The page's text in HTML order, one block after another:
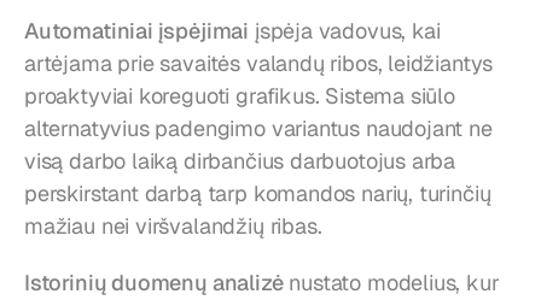
Automatiniai įspėjimai įspėja vadovus, kai
artėjama prie savaitės valandų ribos, leidžiantys
proaktyviai koreguoti grafikus. Sistema siūlo
alternatyvius padengimo variantus naudojant ne
visą darbo laiką dirbančius darbuotojus arba
perskirstant darbą tarp komandos narių, turinčių
mažiau nei viršvalandžių ribas.
Istorinių duomenų analizė nustato modelius, kur